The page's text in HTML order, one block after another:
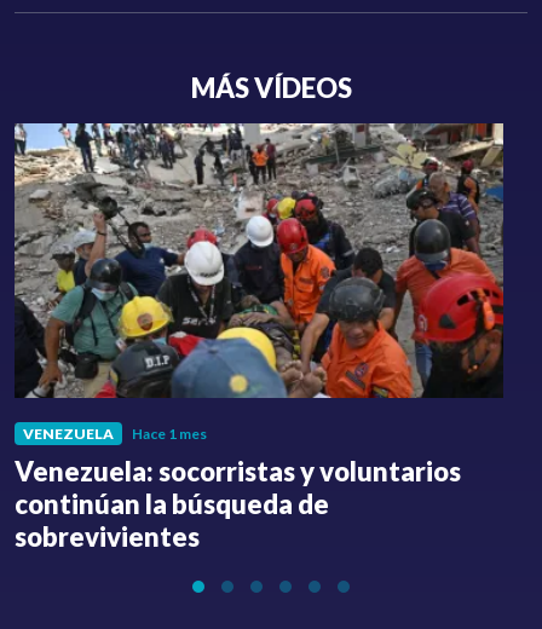
MÁS VÍDEOS
VENEZUELA Hace 1 mes
Venezuela: socorristas y voluntarios
continúan la búsqueda de
sobrevivientes